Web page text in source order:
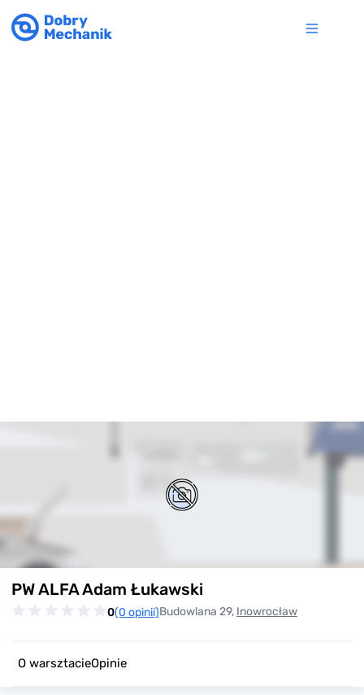
PW ALFA Adam Łukawski
0(0 opinii)Budowlana 29, Inowrocław
O warsztacieOpinie